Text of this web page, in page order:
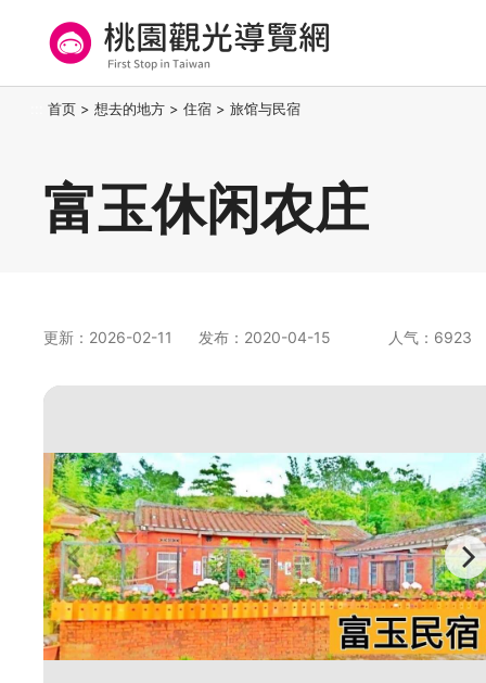
要
桃园观光导览网
首页 > 想去的地方 > 住宿 > 旅馆与民宿
富玉休闲农庄
更新：2026-02-11 发布：2020-04-15 人气：6923